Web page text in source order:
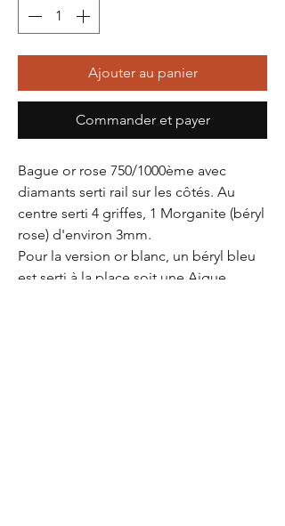
Ajouter au panier
Commander et payer
Bague or rose 750/1000ème avec
diamants serti rail sur les côtés. Au
centre serti 4 griffes, 1 Morganite (béryl
rose) d'environ 3mm.
Pour la version or blanc, un béryl bleu
est serti à la place soit une Aigue